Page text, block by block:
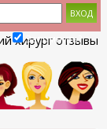
Запомнить?